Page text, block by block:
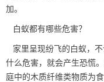
加。
白蚁都有哪些危害？
家里呈现纷飞的白蚁，
什么危害，就会产生恐慌
庭中的木质纤维类物质为